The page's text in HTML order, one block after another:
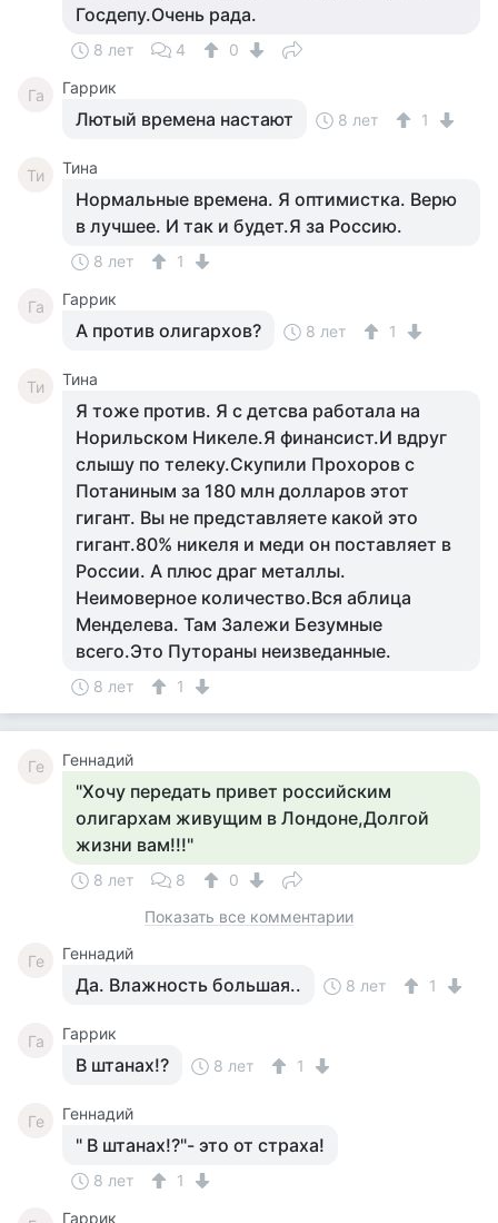
Госдепу.Очень рада.
8 лет 4 0
Га Гаррик
Лютый времена настают 8 лет 1
Ти Тина
Нормальные времена. Я оптимистка. Верю
в лучшее. И так и будет.Я за Россию.
8 лет 1
Га Гаррик
А против олигархов? 8 лет 1
Ти Тина
Я тоже против. Я с детсва работала на
Норильском Никеле.Я финансист.И вдруг
слышу по телеку.Скупили Прохоров с
Потаниным за 180 млн долларов этот
гигант. Вы не представляете какой это
гигант.80% никеля и меди он поставляет в
России. А плюс драг металлы.
Неимоверное количество.Вся аблица
Менделева. Там Залежи Безумные
всего.Это Путораны неизведанные.
8 лет 1
Ге Геннадий
"Хочу передать привет российским
олигархам живущим в Лондоне,Долгой
жизни вам!!!"
8 лет 8
0
Показать все комментарии
Ге Геннадий
Да. Влажность большая.. 8 лет 1
Га Гаррик
В штанах!? 8 лет 1
Ге Геннадий
" В штанах!?"- это от страха!
8 лет 1
Гаррик